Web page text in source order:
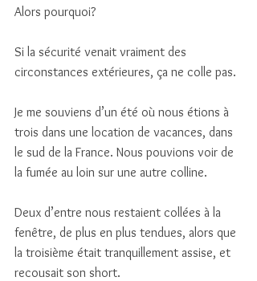
Alors pourquoi?
Si la sécurité venait vraiment des
circonstances extérieures, ça ne colle pas.
Je me souviens d’un été où nous étions à
trois dans une location de vacances, dans
le sud de la France. Nous pouvions voir de
la fumée au loin sur une autre colline.
Deux d’entre nous restaient collées à la
fenêtre, de plus en plus tendues, alors que
la troisième était tranquillement assise, et
recousait son short.